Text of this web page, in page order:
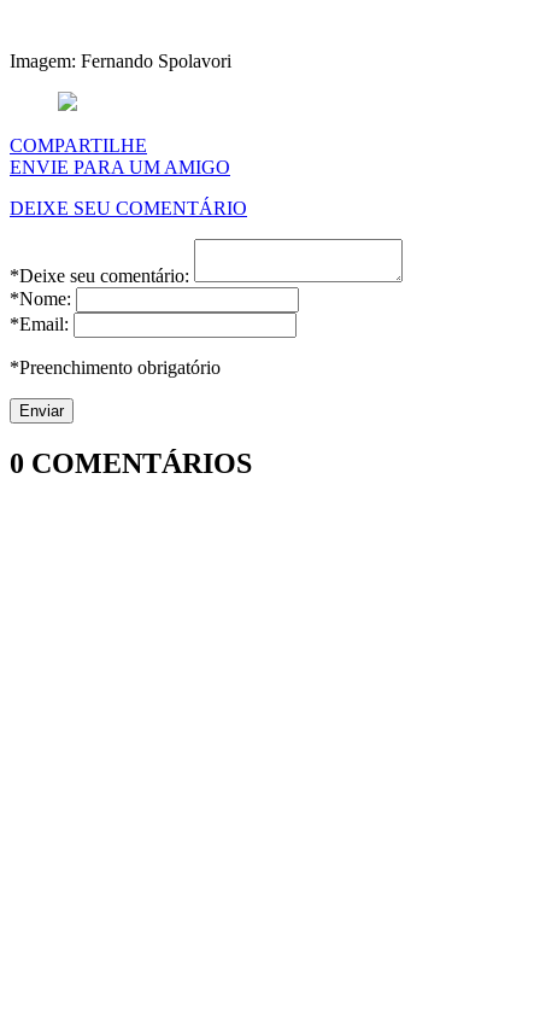
Imagem: Fernando Spolavori
COMPARTILHE
ENVIE PARA UM AMIGO
DEIXE SEU COMENTÁRIO
*Deixe seu comentário:
*Nome:
*Email:
*Preenchimento obrigatório
0 COMENTÁRIOS